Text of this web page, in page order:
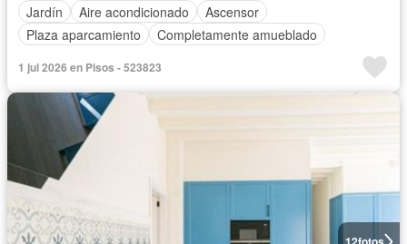
Jardín
Aire acondicionado
Ascensor
Plaza aparcamiento
Completamente amueblado
1 jul 2026 en Pisos - 523823